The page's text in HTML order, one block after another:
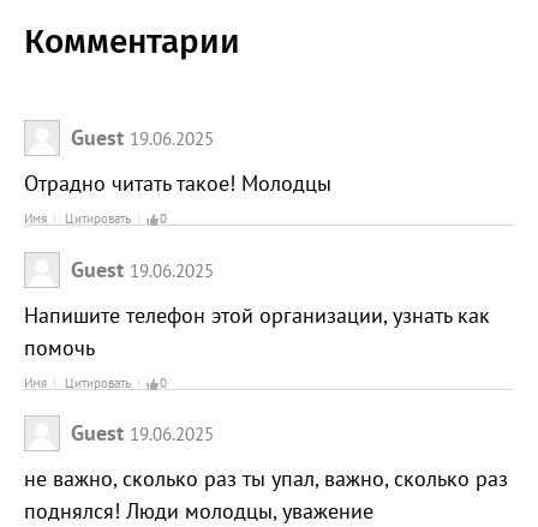
Комментарии
Guest 19.06.2025
Отрадно читать такое! Молодцы
Имя Цитировать 0
Guest 19.06.2025
Напишите телефон этой организации, узнать как
помочь
Имя Цитировать 0
Guest 19.06.2025
не важно, сколько раз ты упал, важно, сколько раз
поднялся! Люди молодцы, уважение